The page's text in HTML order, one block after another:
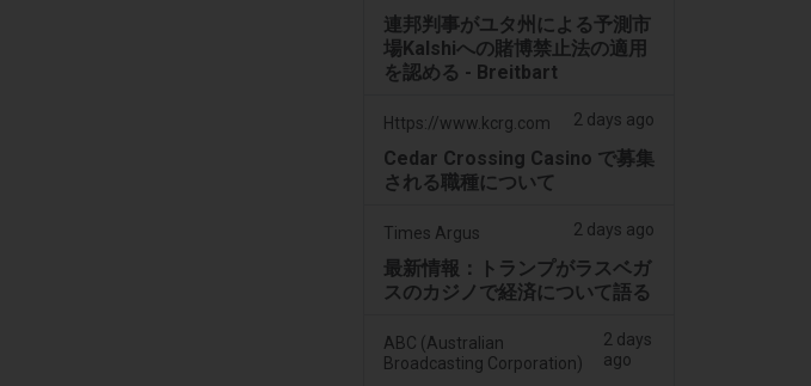
連邦判事がユタ州による予測市
場Kalshiへの賭博禁止法の適用
を認める - Breitbart
Https://www.kcrg.com 2 days ago
Cedar Crossing Casino で募集
される職種について
Times Argus 2 days ago
最新情報：トランプがラスベガ
スのカジノで経済について語る
ABC (Australian
Broadcasting Corporation)
2 days
ago